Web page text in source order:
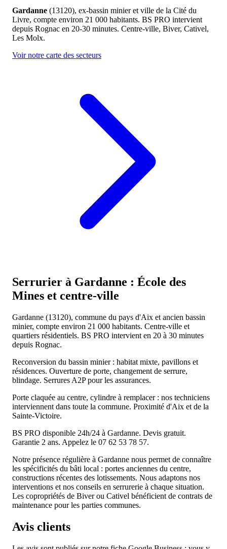
Gardanne (13120), ex-bassin minier et ville de la Cité du
Livre, compte environ 21 000 habitants. BS PRO intervient
depuis Rognac en 20-30 minutes. Centre-ville, Biver, Cativel,
Les Molx.
Voir notre carte des secteurs
Serrurier à Gardanne : École des
Mines et centre-ville
Gardanne (13120), commune du pays d'Aix et ancien bassin
minier, compte environ 21 000 habitants. Centre-ville et
quartiers résidentiels. BS PRO intervient en 20 à 30 minutes
depuis Rognac.
Reconversion du bassin minier : habitat mixte, pavillons et
résidences. Ouverture de porte, changement de serrure,
blindage. Serrures A2P pour les assurances.
Porte claquée au centre, cylindre à remplacer : nos techniciens
interviennent dans toute la commune. Proximité d'Aix et de la
Sainte-Victoire.
BS PRO disponible 24h/24 à Gardanne. Devis gratuit.
Garantie 2 ans. Appelez le 07 62 53 78 57.
Notre présence régulière à Gardanne nous permet de connaître
les spécificités du bâti local : portes anciennes du centre,
constructions récentes des lotissements. Nous adaptons nos
interventions et nos conseils en serrurerie à chaque situation.
Les copropriétés de Biver ou Cativel bénéficient de contrats de
maintenance pour les parties communes.
Avis clients